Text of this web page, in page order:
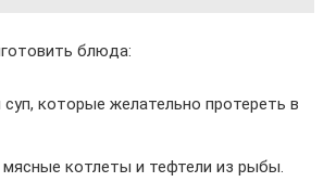
блюда:
которые желательно протереть в
котлеты и тефтели из рыбы.